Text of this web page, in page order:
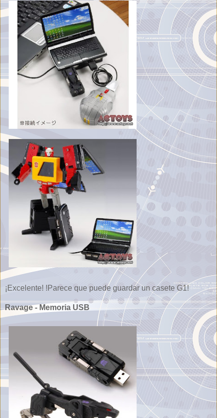
¡Excelente! !Parece que puede guardar un casete G1!
Ravage - Memoria USB